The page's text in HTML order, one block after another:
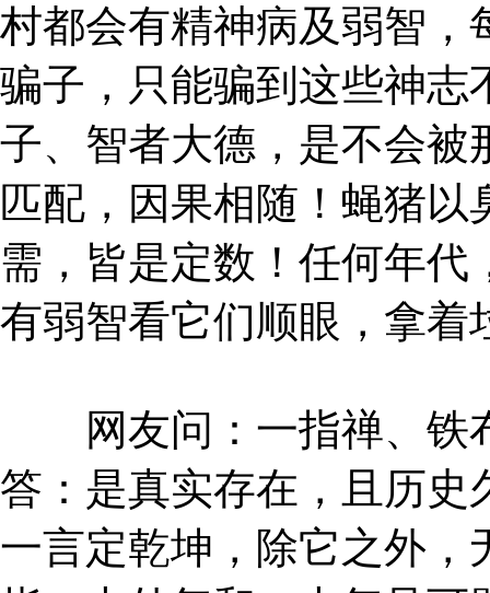
村都会有精神病及弱智，
骗子，只能骗到这些神志
子、智者大德，是不会被
匹配，因果相随！蝇猪
需，皆是定数！任何年
有弱智看它们顺眼，拿着
网友问：一指禅、铁
答：是真实存在，且历史
一言定乾坤，除它之外，